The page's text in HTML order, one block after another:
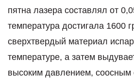
пятна лазера составлял от
температура достигала 1600
сверхтвердый материал
температуре, а затем
высоким давлением, соосным